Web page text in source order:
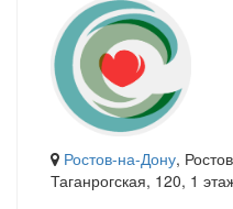
Ростов-на-Дону,
Таганрогская, 120, 1